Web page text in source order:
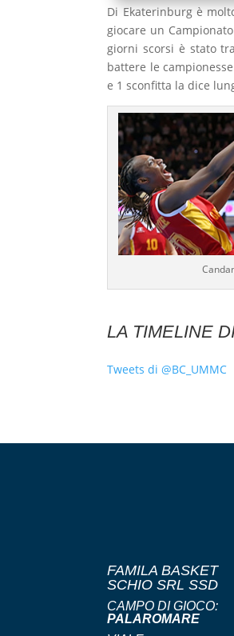
Di Ekaterinburg è
giocare un
giorni scorsi è stato
battere le
e 1 sconfitta la dice
LA TIMELINE
Tweets di @BC_UMMC
FAMILA BASKET
SCHIO SRL SSD
CAMPO DI GIOCO:
PALAROMARE